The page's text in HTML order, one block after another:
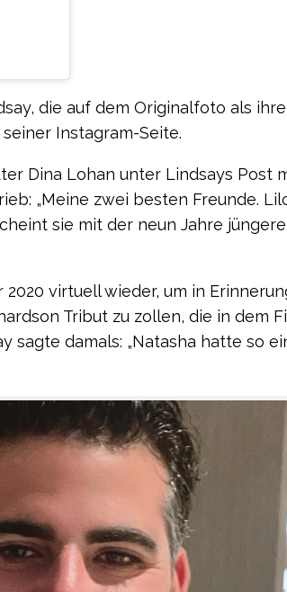
die auf dem Originalfoto als
Instagram-Seite.
Dina Lohan unter Lindsays Post
„Meine zwei besten Freunde.
sie mit der neun Jahre
virtuell wieder, um in
Tribut zu zollen, die in dem
sagte damals: „Natasha hatte so